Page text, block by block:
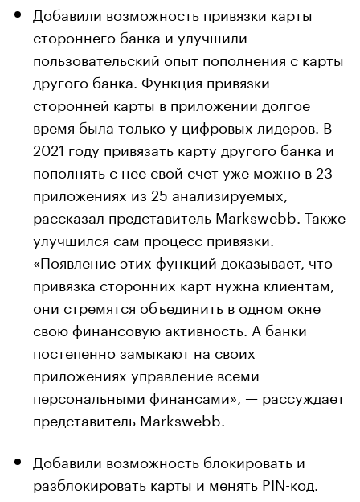
Добавили возможность привязки карты
стороннего банка и улучшили
пользовательский опыт пополнения с карты
другого банка. Функция привязки
сторонней карты в приложении долгое
время была только у цифровых лидеров. В
2021 году привязать карту другого банка и
пополнять с нее свой счет уже можно в 23
приложениях из 25 анализируемых,
рассказал представитель Markswebb. Также
улучшился сам процесс привязки.
«Появление этих функций доказывает, что
привязка сторонних карт нужна клиентам,
они стремятся объединить в одном окне
свою финансовую активность. А банки
постепенно замыкают на своих
приложениях управление всеми
персональными финансами», — рассуждает
представитель Markswebb.
Добавили возможность блокировать и
разблокировать карты и менять PIN-код.